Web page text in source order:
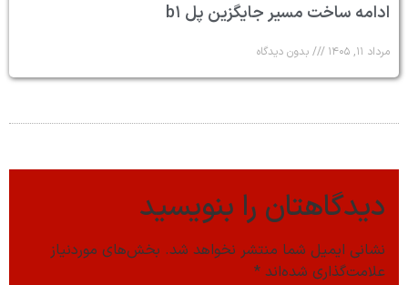
ادامه ساخت مسیر جایگزین پل b۱
مرداد ۱۱, ۱۴۰۵ بدون دیدگاه
دیدگاهتان را بنویسید
نشانی ایمیل شما منتشر نخواهد شد. بخش‌های موردنیاز
علامت‌گذاری شده‌اند *